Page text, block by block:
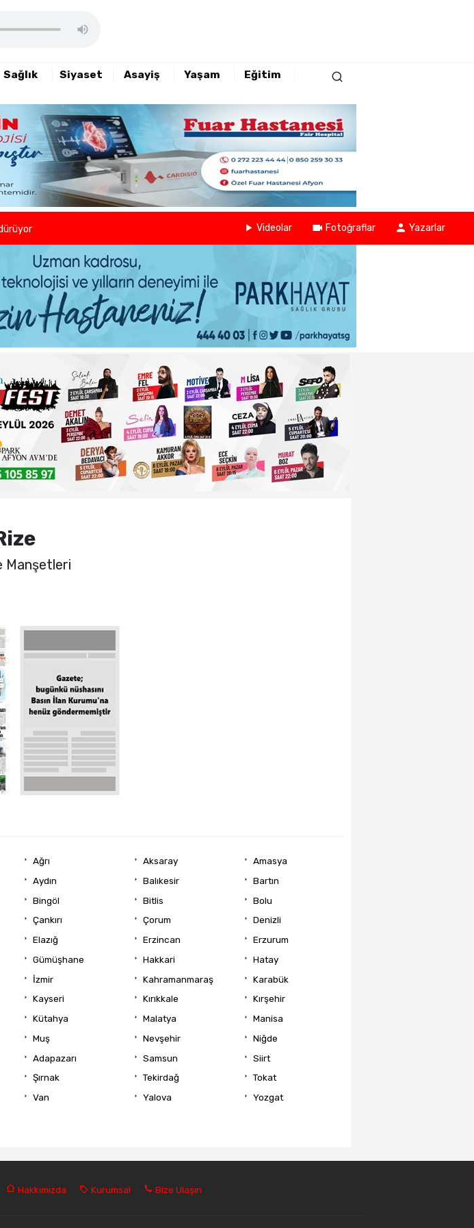
Sağlık Siyaset Asayiş Yaşam
Eğitim
tamamlandı
yayımladı
tamamlandı
Videolar Fotoğraflar Yazarlar
Manşetleri
Ağrı Aksaray
Amasya
Aydın Balıkesir
Bartın
Bingöl Bitlis
Bolu
Çankırı Çorum
Denizli
Elazığ Erzincan
Erzurum
Gümüşhane Hakkari
Hatay
İzmir Kahramanmaraş
Karabük
Kayseri Kırıkkale
Kırşehir
Kütahya Malatya
Manisa
Muş Nevşehir
Niğde
Adapazarı Samsun
Siirt
Şırnak Tekirdağ
Tokat
Van Yalova
Yozgat
Hakkımızda Kurumsal Bize Ulaşın